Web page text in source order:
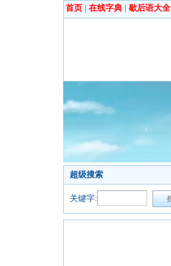
首页 在线字典 歇后语大全
超级搜索
关键字: